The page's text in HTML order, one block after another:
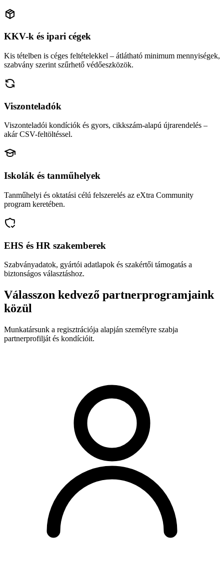
KKV-k és ipari cégek
Kis tételben is céges feltételekkel – átlátható minimum mennyiségek,
szabvány szerint szűrhető védőeszközök.
Viszonteladók
Viszonteladói kondíciók és gyors, cikkszám-alapú újrarendelés –
akár CSV-feltöltéssel.
Iskolák és tanműhelyek
Tanműhelyi és oktatási célú felszerelés az eXtra Community
program keretében.
EHS és HR szakemberek
Szabványadatok, gyártói adatlapok és szakértői támogatás a
biztonságos választáshoz.
Válasszon kedvező partnerprogramjaink
közül
Munkatársunk a regisztrációja alapján személyre szabja
partnerprofilját és kondícióit.